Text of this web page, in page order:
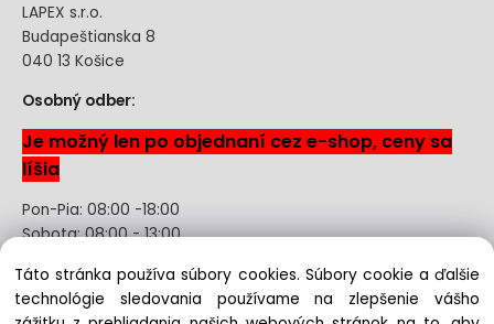
LAPEX s.r.o.
Budapeštianska 8
040 13 Košice
Osobný odber:
Je možný len po objednaní cez e-shop, ceny sa
líšia
Pon-Pia: 08:00 -18:00
Sobota: 08:00 - 13:00
Odstúpenie od kúpnej zmluvy uzavretej na diaľku bez
registrácie
Táto stránka používa súbory cookies. Súbory cookie a ďalšie
technológie sledovania používame na zlepšenie vášho